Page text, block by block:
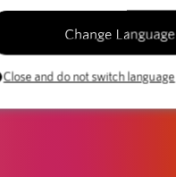
Change Language
Close and do not switch language